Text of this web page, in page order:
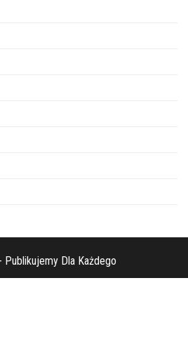
Dla Każdego